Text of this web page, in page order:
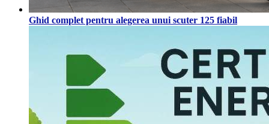
Ghid complet pentru alegerea unui scuter 125 fiabil